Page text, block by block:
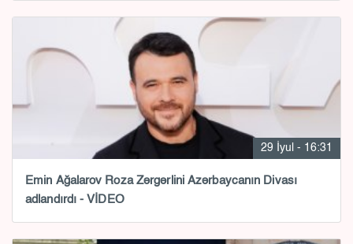
29 İyul - 16:31
Emin Ağalarov Roza Zərgərlini Azərbaycanın Divası
adlandırdı - VİDEO